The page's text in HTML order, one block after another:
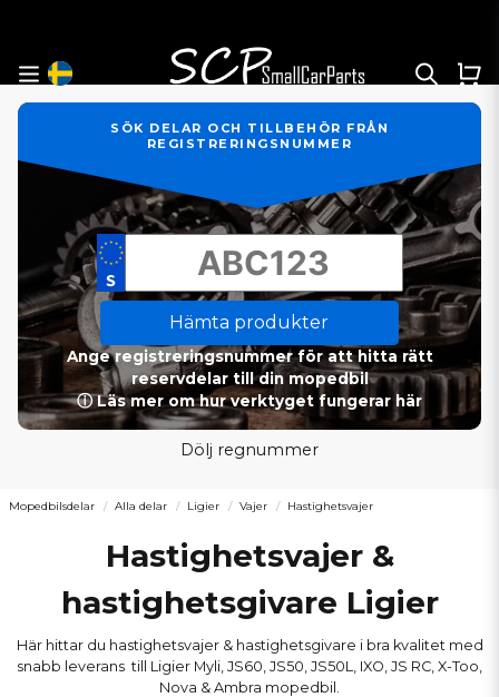
SÖK DELAR OCH TILLBEHÖR FRÅN
REGISTRERINGSNUMMER
Hämta produkter
Ange registreringsnummer för att hitta rätt
reservdelar till din mopedbil
ⓘ Läs mer om hur verktyget fungerar här
Dölj regnummer
Mopedbilsdelar Alla delar Ligier Vajer Hastighetsvajer
Hastighetsvajer &
hastighetsgivare Ligier
Här hittar du hastighetsvajer & hastighetsgivare i bra kvalitet med
snabb leverans till Ligier Myli, JS60, JS50, JS50L, IXO, JS RC, X-Too,
Nova & Ambra mopedbil.